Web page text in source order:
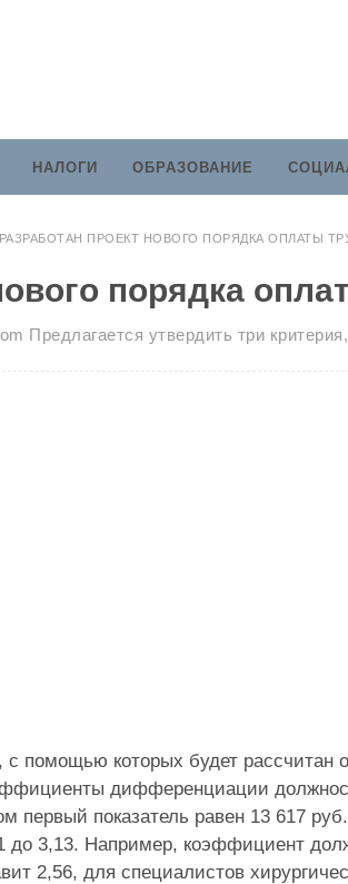
НАЛОГИ ОБРАЗОВАНИЕ
РАЗРАБОТАН ПРОЕКТ НОВОГО ПОРЯДКА ОПЛАТЫ
порядка
Предлагается утвердить три
с помощью которых будет рассчитан
дифференциации
показатель равен 13 617
до 3,13. Например, коэффициент
2,56, для специалистов